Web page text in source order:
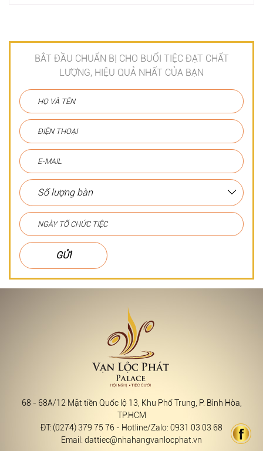
BẮT ĐẦU CHUẨN BỊ CHO BUỔI TIỆC ĐẠT CHẤT
LƯỢNG, HIỆU QUẢ NHẤT CỦA BẠN
GỬI
68 - 68A/12 Mặt tiền Quốc lộ 13, Khu Phố Trung, P. Bình Hòa,
TP.HCM
ĐT: (0274) 379 75 76 - Hotline/Zalo: 0931 03 03 68
Email: dattiec@nhahangvanlocphat.vn